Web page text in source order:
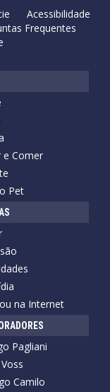
Acessibilidade
Frequentes
e Comer
Pet
na Internet
Pagliani
Camilo